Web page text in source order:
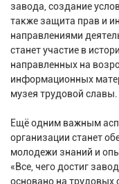
завода, создание
также защита прав и
направлениями
станет участие в
направленных на
информационных
музея трудовой славы.
Ещё одним важным
организации станет
молодежи знаний и
«Все, чего достиг
основано на трудовых